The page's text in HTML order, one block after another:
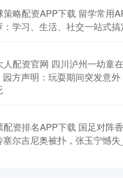
策略配资APP下载 留学常用
：学习、生活、社交一站式搞
人配资官网 四川泸州一幼童
园方声明：玩耍期间突发意
配资排名APP下载 国足对阵
塞尔吉尼奥被扑，张玉宁憾失